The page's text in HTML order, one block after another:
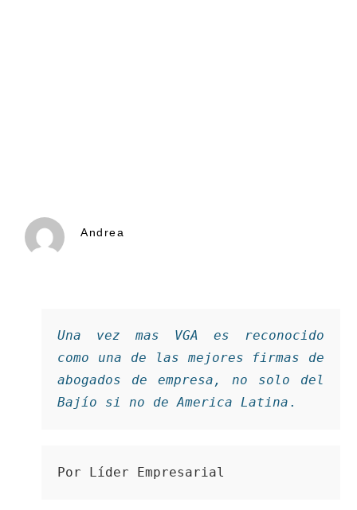
Andrea
Una vez mas VGA es reconocido
como una de las mejores firmas de
abogados de empresa, no solo del
Bajío si no de America Latina .
Por Líder Empresarial